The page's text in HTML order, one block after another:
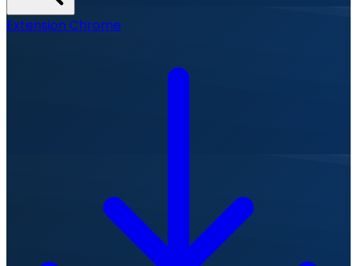
Extension Chrome